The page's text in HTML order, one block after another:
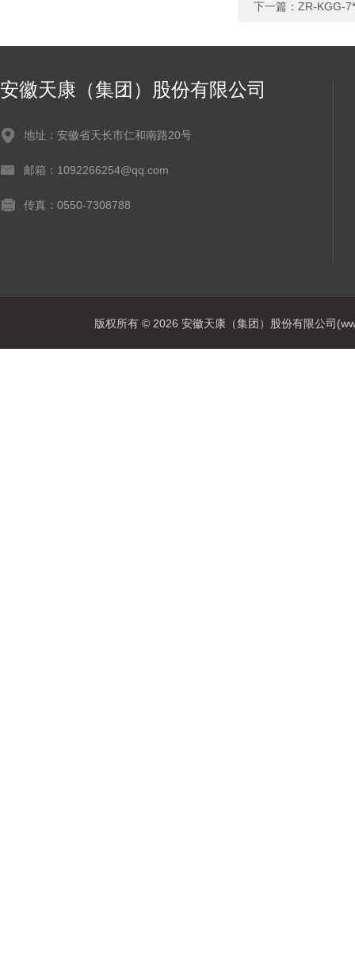
下一篇： ZR-KGG-
安徽天康（集团）股份有限公司
地址：安徽省天长市仁和南路20号
邮箱：1092266254@qq.com
传真：0550-7308788
版权所有 © 2026 安徽天康（集团）股份有限公司